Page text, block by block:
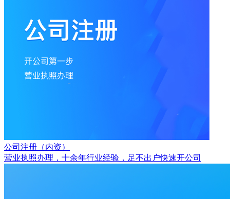
公司注册（内资）
营业执照办理，十余年行业经验，足不出户快速开公司